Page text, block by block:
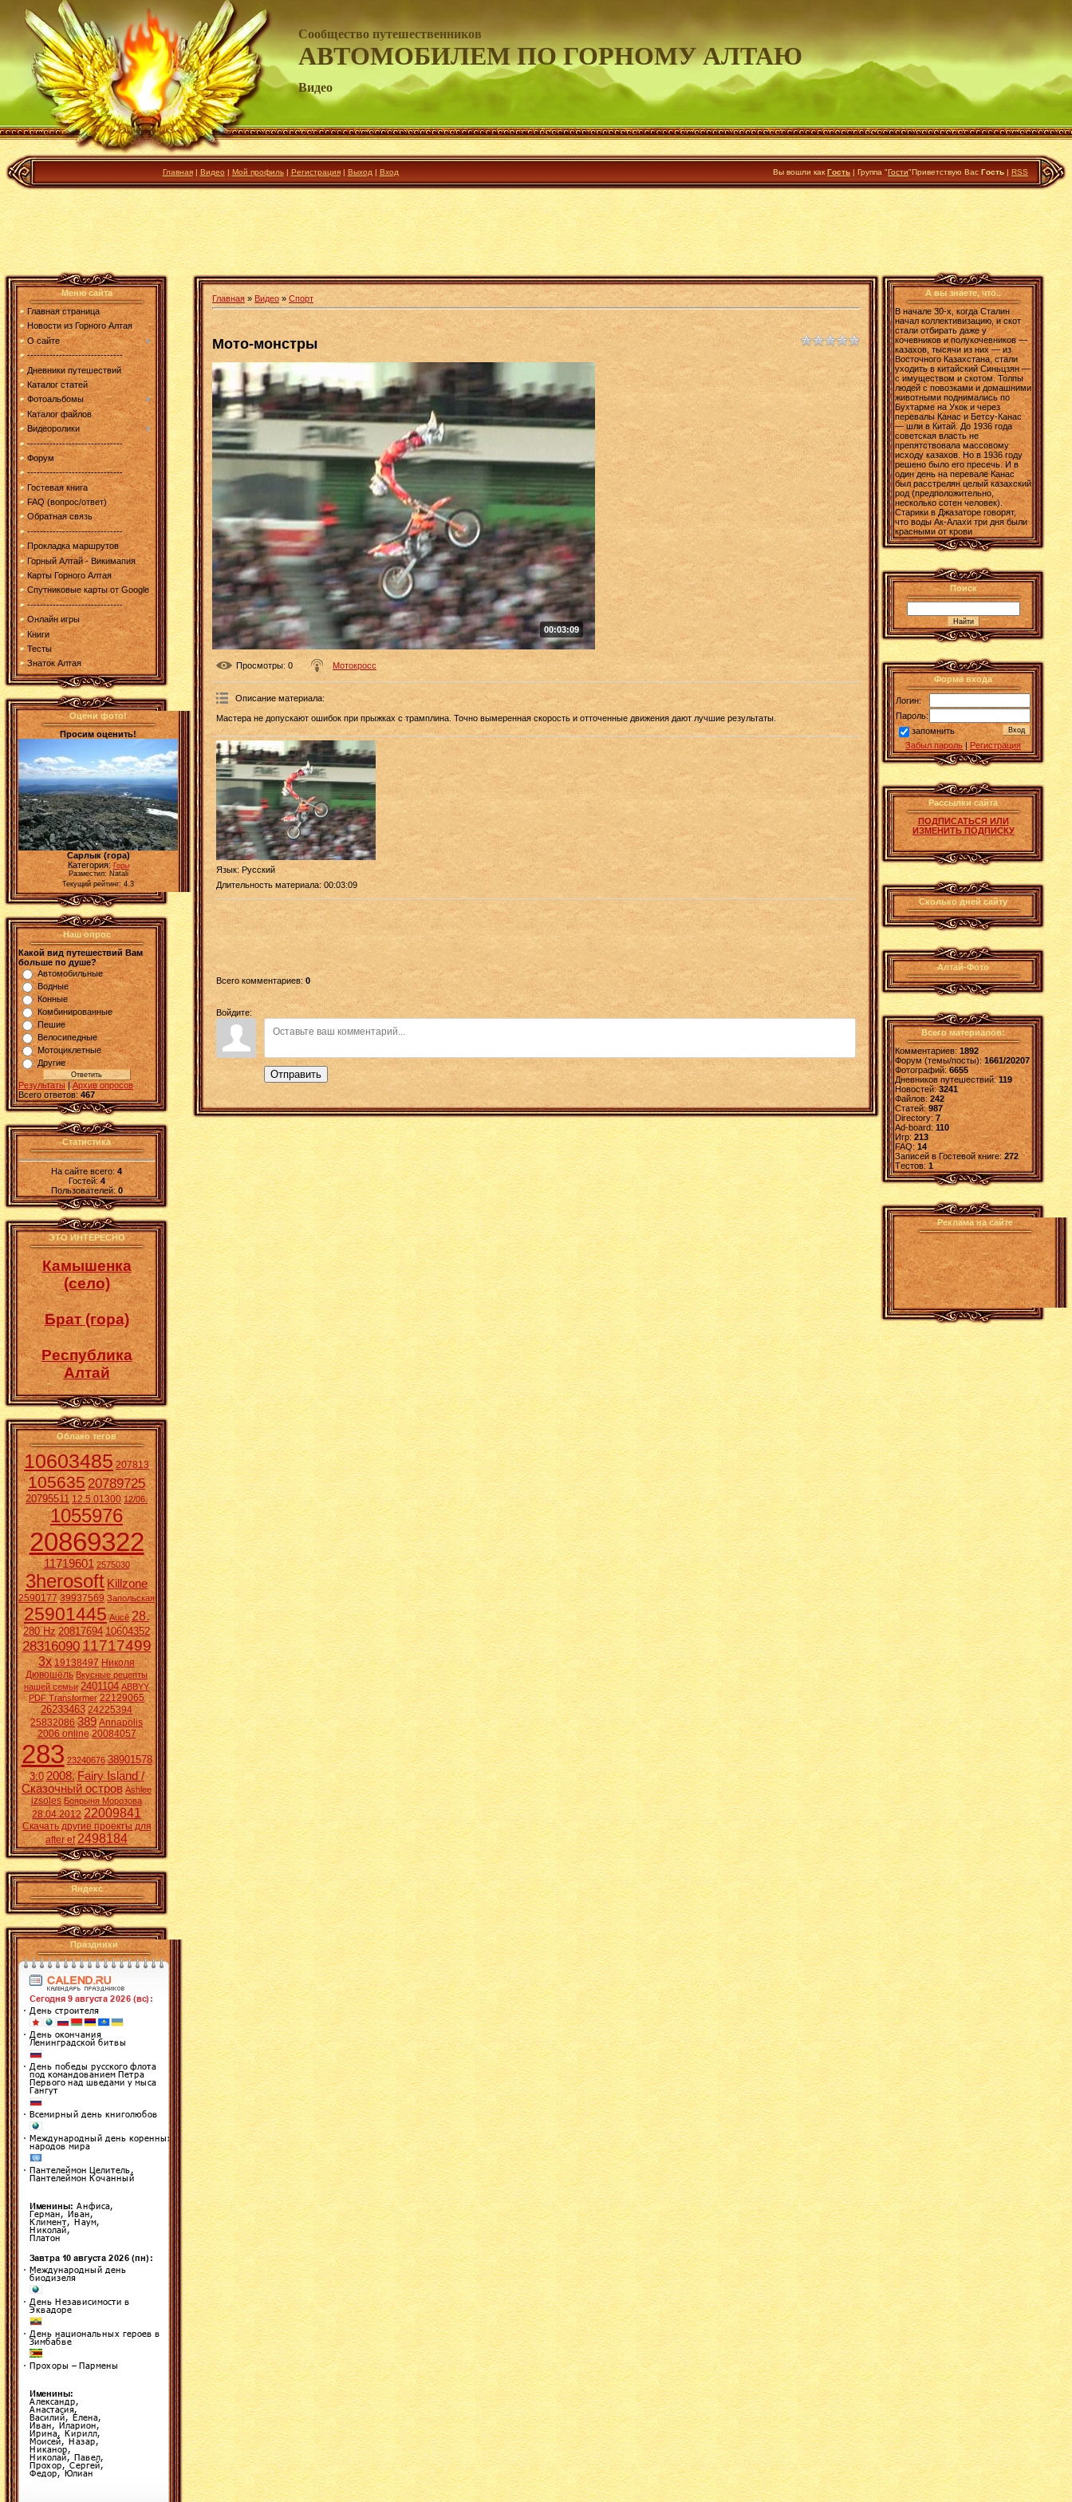
Сообщество путешественников
АВТОМОБИЛЕМ ПО ГОРНОМУ АЛТАЮ
Видео
Главная| Видео| Мой профиль| Регистрация| Выход | Вход Вы вошли как Гость | Группа "Гости"Приветствую Вас Гость | RSS
Меню сайта
Главная страница
Новости из Горного Алтая
О сайте
------------------------------
Дневники путешествий
Каталог статей
Фотоальбомы
Каталог файлов
Видеоролики
------------------------------
Форум
------------------------------
Гостевая книга
FAQ (вопрос/ответ)
Обратная связь
------------------------------
Прокладка маршрутов
Горный Алтай - Викимапия
Карты Горного Алтая
Спутниковые карты от Google
------------------------------
Онлайн игры
Книги
Тесты
Знаток Алтая
Оцени фото!
Просим оценить!
Сарлык (гора)
Категория:Горы
Разместил: Natali
Текущий рейтинг: 4.3
Наш опрос
Какой вид путешествий Вам
больше по душе?
Автомобильные
Водные
Конные
Комбинированные
Пешие
Велосипедные
Мотоциклетные
Другие
Результаты |Архив опросов
Всего ответов: 467
Статистика
На сайте всего:4
Гостей:4
Пользователей: 0
ЭТО ИНТЕРЕСНО
Камышенка
(село)
Брат (гора)
Республика
Алтай
Облако тегов
10603485 207813
10563520789725
20795511 12.5.01300 12/06.
1055976
20869322
11719601 2575030
3herosoft Killzone
2590177 39937569 Запольская
25901445 Aucē 28.
280 Hz 20817694 10604352
2831609011717499
3x 19138497 Николя
Дювошель Вкусные рецепты
нашей семьи 2401104 ABBYY
PDF Transformer 22129065
26233463 24225394
25832086 389 Annapolis
2006 online 20084057
283 23240676 38901578
3:0 2008. Fairy Island /
Сказочный остров Ashlee
izsoles Боярыня Морозова
28.04.2012 22009841
Скачать другие проекты для
after ef 2498184
Яндекс
Праздники
Главная » Видео» Спорт
Мото-монстры
00:03:09
Просмотры: 0 Мотокросс
Описание материала:
Мастера не допускают ошибок при прыжках с трамплина. Точно вымеренная скорость и отточенные движения дают лучшие результаты.
Язык: Русский
Длительность материала: 00:03:09
Всего комментариев: 0
Войдите:
Отправить
А вы знаете, что..
В начале 30-х, когда Сталин
начал коллективизацию, и скот
стали отбирать даже у
кочевников и полукочевников —
казахов, тысячи из них — из
Восточного Казахстана, стали
уходить в китайский Синьцзян —
с имуществом и скотом. Толпы
людей с повозками и домашними
животными поднимались по
Бухтарме на Укок и через
перевалы Канас и Бетсу-Канас
— шли в Китай. До 1936 года
советская власть не
препятствовала массовому
исходу казахов. Но в 1936 году
решено было его пресечь. И в
один день на перевале Канас
был расстрелян целый казахский
род (предположительно,
несколько сотен человек).
Старики в Джазаторе говорят,
что воды Ак-Алахи три дня были
красными от крови
Поиск
Форма входа
Логин:
Пароль:
запомнить
Забыл пароль | Регистрация
Рассылки сайта
ПОДПИСАТЬСЯ ИЛИ
ИЗМЕНИТЬ ПОДПИСКУ
Сколько дней сайту
Алтай-Фото
Всего материалов:
Комментариев: 1892
Форум (темы/посты):1661/20207
Фотографий:6655
Дневников путешествий:119
Новостей:3241
Файлов: 242
Статей:987
Directory: 7
Ad-board:110
Игр: 213
FAQ:14
Записей в Гостевой книге:272
Tестов: 1
Реклама на сайте